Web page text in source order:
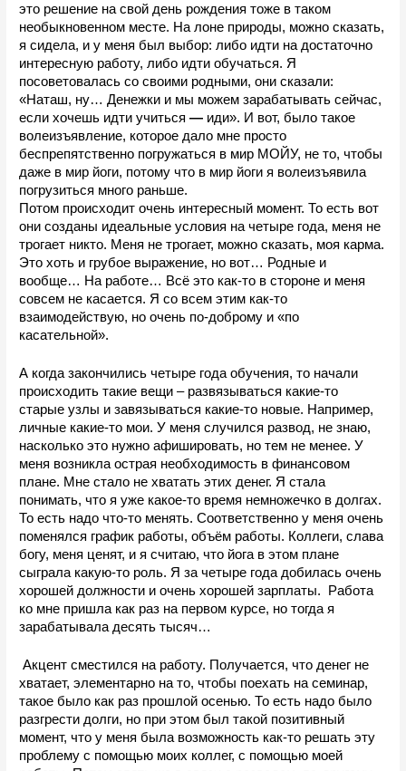
это решение на свой день рождения тоже в таком
необыкновенном месте. На лоне природы, можно сказать,
я сидела, и у меня был выбор: либо идти на достаточно
интересную работу, либо идти обучаться. Я
посоветовалась со своими родными, они сказали:
«Наташ, ну… Денежки и мы можем зарабатывать сейчас,
если хочешь идти учиться — иди». И вот, было такое
волеизъявление, которое дало мне просто
беспрепятственно погружаться в мир МОЙУ, не то, чтобы
даже в мир йоги, потому что в мир йоги я волеизъявила
погрузиться много раньше.
Потом происходит очень интересный момент. То есть вот
они созданы идеальные условия на четыре года, меня не
трогает никто. Меня не трогает, можно сказать, моя карма.
Это хоть и грубое выражение, но вот… Родные и
вообще… На работе… Всё это как-то в стороне и меня
совсем не касается. Я со всем этим как-то
взаимодействую, но очень по-доброму и «по
касательной».
А когда закончились четыре года обучения, то начали
происходить такие вещи – развязываться какие-то
старые узлы и завязываться какие-то новые. Например,
личные какие-то мои. У меня случился развод, не знаю,
насколько это нужно афишировать, но тем не менее. У
меня возникла острая необходимость в финансовом
плане. Мне стало не хватать этих денег. Я стала
понимать, что я уже какое-то время немножечко в долгах.
То есть надо что-то менять. Соответственно у меня очень
поменялся график работы, объём работы. Коллеги, слава
богу, меня ценят, и я считаю, что йога в этом плане
сыграла какую-то роль. Я за четыре года добилась очень
хорошей должности и очень хорошей зарплаты.  Работа
ко мне пришла как раз на первом курсе, но тогда я
зарабатывала десять тысяч…
Акцент сместился на работу. Получается, что денег не
хватает, элементарно на то, чтобы поехать на семинар,
такое было как раз прошлой осенью. То есть надо было
разгрести долги, но при этом был такой позитивный
момент, что у меня была возможность как-то решать эту
проблему с помощью моих коллег, с помощью моей